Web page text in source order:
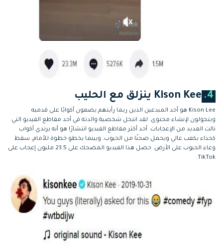
4. Kison Kee ينزلق مع الحليب
Kison Lee هو أحد المبدعين الذين ربما رأيتهم يضعون أكوابًا على قدميه
ويتجولون لإنشاء محتوى. لقد انتحل شخصية والدته في أحد مقاطع الفيديو التي
نالت العديد من الإعجابات. أحد أكثر مقاطع الفيديو انتشارًا هو أنه يرتدي أكواب
كحذاء بكعب عالي ويحمل صحنًا من الحبوب. وبينما يخطو خطوة للأمام، سقط
وعاء الحبوب على الأرض. حصل هذا الفيديو المضحك على 23.5 مليون إعجاب على
TikTok.